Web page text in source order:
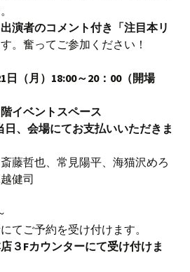
出演者のコメント付き「注目本リ
。奮ってご参加ください！
日（月）18:00～20：00（開場
イベントスペース
日、会場にてお支払いいただきま
藤哲也、常見陽平、海猫沢めろ
健司
てご予約を受け付けます。
３Fカウンターにて受け付けま